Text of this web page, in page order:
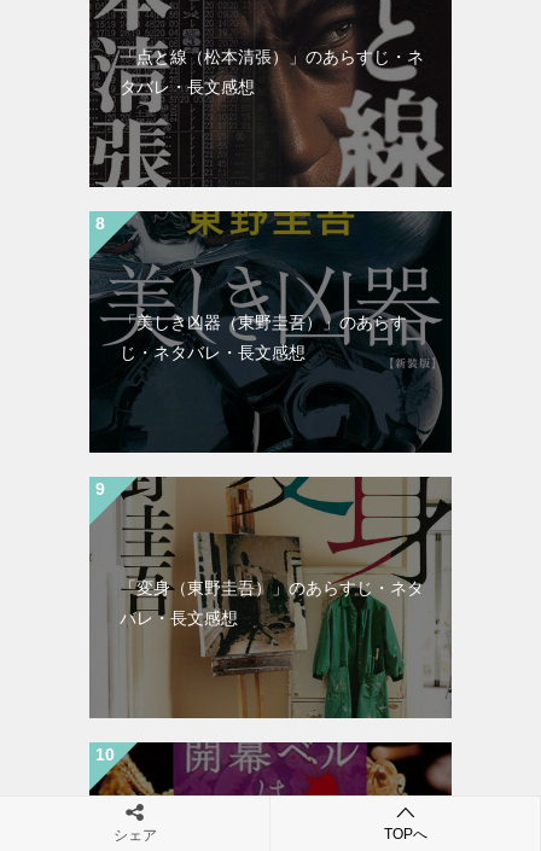
「点と線（松本清張）」のあらすじ・ネ
タバレ・長文感想
「美しき凶器（東野圭吾）」のあらす
じ・ネタバレ・長文感想
「変身（東野圭吾）」のあらすじ・ネタ
バレ・長文感想
シェア TOPへ